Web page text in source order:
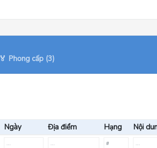
🏅 Phong cấp (3)
Ngày Địa điểm Hạng Nội